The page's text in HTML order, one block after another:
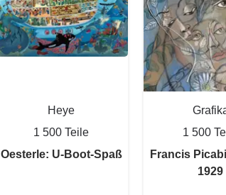
Heye
1 500 Teile
Oesterle: U-Boot-Spaß
1 500
Francis
1929